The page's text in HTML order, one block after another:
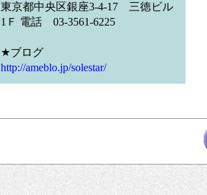
東京都中央区銀座3-4-17 三徳ビル
1Ｆ 電話 03-3561-6225
★ブログ
http://ameblo.jp/solestar/